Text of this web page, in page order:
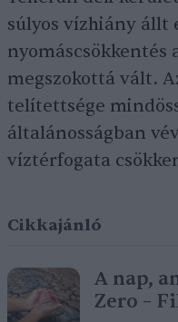
súlyos vízhiány állt
nyomáscsökkentés
megszokottá vált.
telítettsége
általánosságban
víztérfogata
Cikkajánló
A nap,
Zero –